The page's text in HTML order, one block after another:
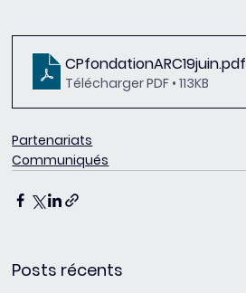
CPfondationARC19juin.pdf
Télécharger PDF • 113KB
Partenariats
Communiqués
Posts récents